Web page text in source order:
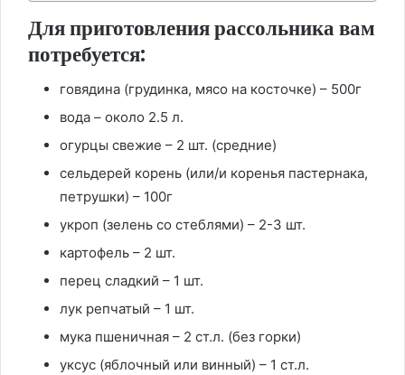
Для приготовления рассольника вам
потребуется:
говядина (грудинка, мясо на косточке) – 500г
вода – около 2.5 л.
огурцы свежие – 2 шт. (средние)
сельдерей корень (или/и коренья пастернака,
петрушки) – 100г
укроп (зелень со стеблями) – 2-3 шт.
картофель – 2 шт.
перец сладкий – 1 шт.
лук репчатый – 1 шт.
мука пшеничная – 2 ст.л. (без горки)
уксус (яблочный или винный) – 1 ст.л.